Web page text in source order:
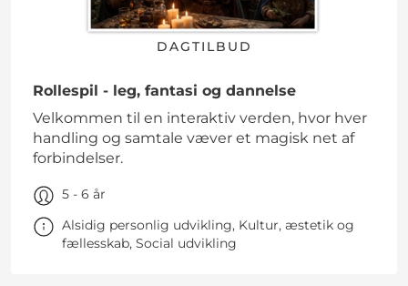
DAGTILBUD
Rollespil - leg, fantasi og dannelse
Velkommen til en interaktiv verden, hvor hver
handling og samtale væver et magisk net af
forbindelser.
5 - 6 år
Alsidig personlig udvikling, Kultur, æstetik og
fællesskab, Social udvikling